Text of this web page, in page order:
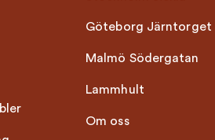
Göteborg Järntorget
Malmö Södergatan
Lammhult
Om oss